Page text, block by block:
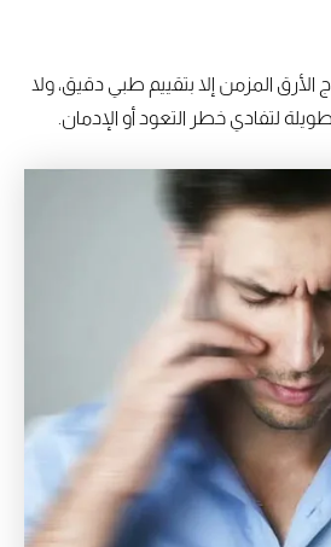
الأرق المزمن إلا بتقييم طبي دقيق، ولا
لتفادي خطر التعود أو الإدمان.